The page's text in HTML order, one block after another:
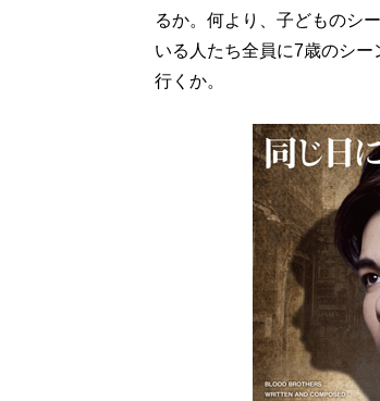
るか。何より、子どものシ
いる人たち全員に7歳のシ
行くか。